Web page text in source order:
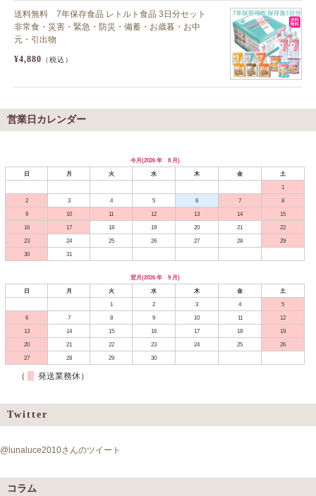
送料無料 7年保存食品 レトルト食品 3日分セット
非常食・災害・緊急・防災・備蓄・お歳暮・お中
元・引出物
¥4,880 （税込）
営業日カレンダー
今月(2026 年 8 月)
日
月 火 水 木 金
土
1
2
3 4 5 6 7
8
9
10 11 12 13 14
15
16
17 18 19 20 21
22
23
24 25 26 27 28
29
30
31
翌月(2026 年 9 月)
日
月 火 水 木 金
土
1
2 3 4
5
6
7 8 9 10 11
12
13
14 15 16 17 18
19
20
21 22 23 24 25
26
27
28 29 30
（ 発送業務休）
Twitter
@lunaluce2010さんのツイート
コラム